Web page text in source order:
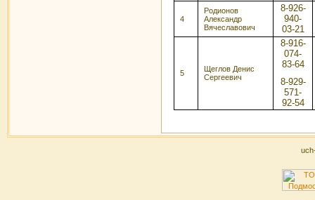
4
Родионов
Александр
Вячеславович
8-926-
940-
03-21
5
Щеглов Денис
Сергеевич
8-916-
074-
83-64
8-929-
571-
92-54